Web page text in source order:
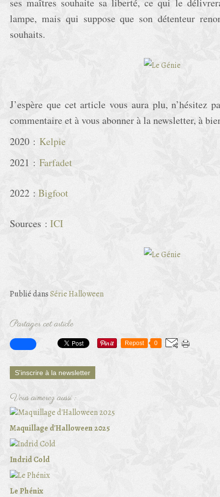
ses maîtres souhaite sa liberté, ce qui le
lampe, mais qui suppose que son détenteur
souhaits.
J’espère que cet article vous aura plu, n’hésitez
commentaire et à vous abonner à la newsletter, à
2020 : Kelpie
2021 : Farfadet
2022 : Bigfoot
Sources : ICI
Publié dansSérie Halloween
Partager cet article
Repost 0
S'inscrire à la newsletter
Vous aimerez aussi :
Maquillage d'Halloween 2025
Indrid Cold
Le Phénix